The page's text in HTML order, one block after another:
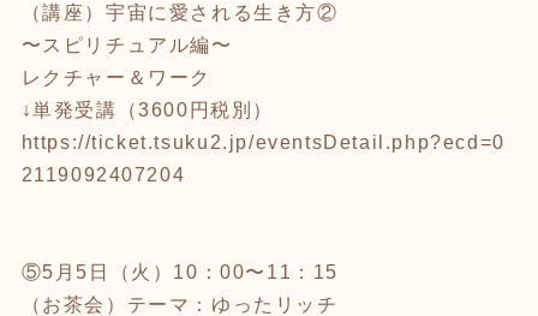
（講座）宇宙に愛される生き方②
〜スピリチュアル編〜
レクチャー＆ワーク
↓単発受講（3600円税別）
https://ticket.tsuku2.jp/eventsDetail.php?ecd=0
2119092407204
⑤5月5日（火）10：00〜11：15
（お茶会）テーマ：ゆったリッチ